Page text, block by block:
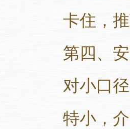
卡住，
第四、
对小口
特小，